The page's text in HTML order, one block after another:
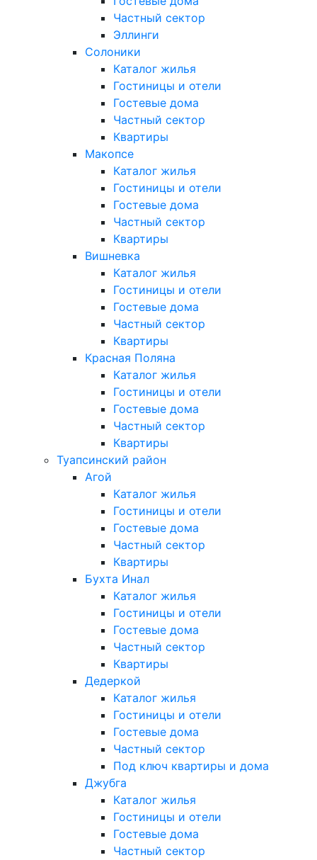
Частный сектор
Эллинги
Солоники
Каталог жилья
Гостиницы и отели
Гостевые дома
Частный сектор
Квартиры
Макопсе
Каталог жилья
Гостиницы и отели
Гостевые дома
Частный сектор
Квартиры
Вишневка
Каталог жилья
Гостиницы и отели
Гостевые дома
Частный сектор
Квартиры
Красная Поляна
Каталог жилья
Гостиницы и отели
Гостевые дома
Частный сектор
Квартиры
Туапсинский район
Агой
Каталог жилья
Гостиницы и отели
Гостевые дома
Частный сектор
Квартиры
Бухта Инал
Каталог жилья
Гостиницы и отели
Гостевые дома
Частный сектор
Квартиры
Дедеркой
Каталог жилья
Гостиницы и отели
Гостевые дома
Частный сектор
Под ключ квартиры и дома
Джубга
Каталог жилья
Гостиницы и отели
Гостевые дома
Частный сектор